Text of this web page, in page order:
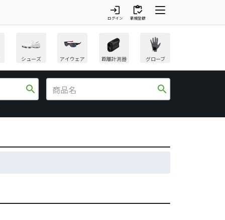
login
ログイン
inventory
新規登録
シューズ アイウェア 距離計測器 グローブ
search search